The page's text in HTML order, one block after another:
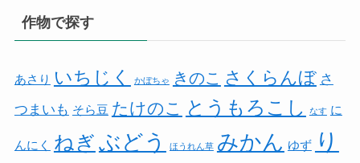
作物で探す
あさり いちじく かぼちゃ きのこ さくらんぼ さ
つまいも そら豆 たけのこ とうもろこし なす に
んにく ねぎ ぶどう ほうれん草 みかん ゆず り